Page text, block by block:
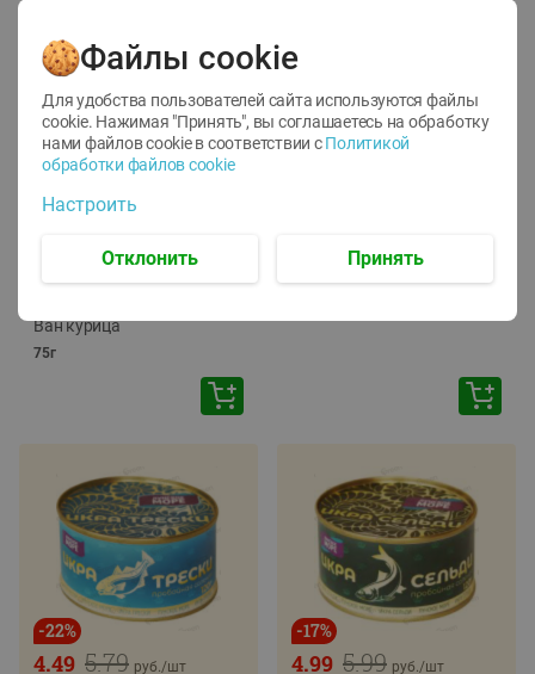
12
1.05 руб./
руб./шт
Корм влаж. для кош. с
Ван курица
75г
ТОФУ Vegetus ТВЕРДЫЙ
-22%
5.79
4.49 руб./шт
-17%
5.99
4.99 руб./шт
Файлы cookie
Для удобства пользователей сайта используются файлы
cookie. Нажимая "Принять", вы соглашаетесь на обработку
нами файлов cookie в соответствии с Политикой
обработки файлов cookie
Настроить
Отклонить Принять